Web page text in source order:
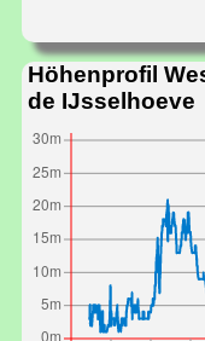
Höhenprofil
de IJsselhoeve